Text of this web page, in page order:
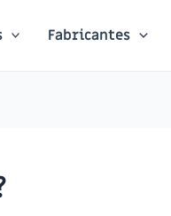
Fabricantes